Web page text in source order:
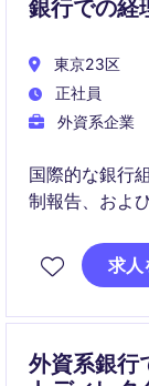
銀行での経
東京23区
正社員
外資系企業
国際的な銀行
制報告、およ
がら、幅広い
があります
求人
外資系銀行